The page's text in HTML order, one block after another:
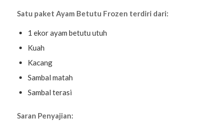
Satu paket Ayam Betutu Frozen terdiri dari:
1 ekor ayam betutu utuh
Kuah
Kacang
Sambal matah
Sambal terasi
Saran Penyajian: